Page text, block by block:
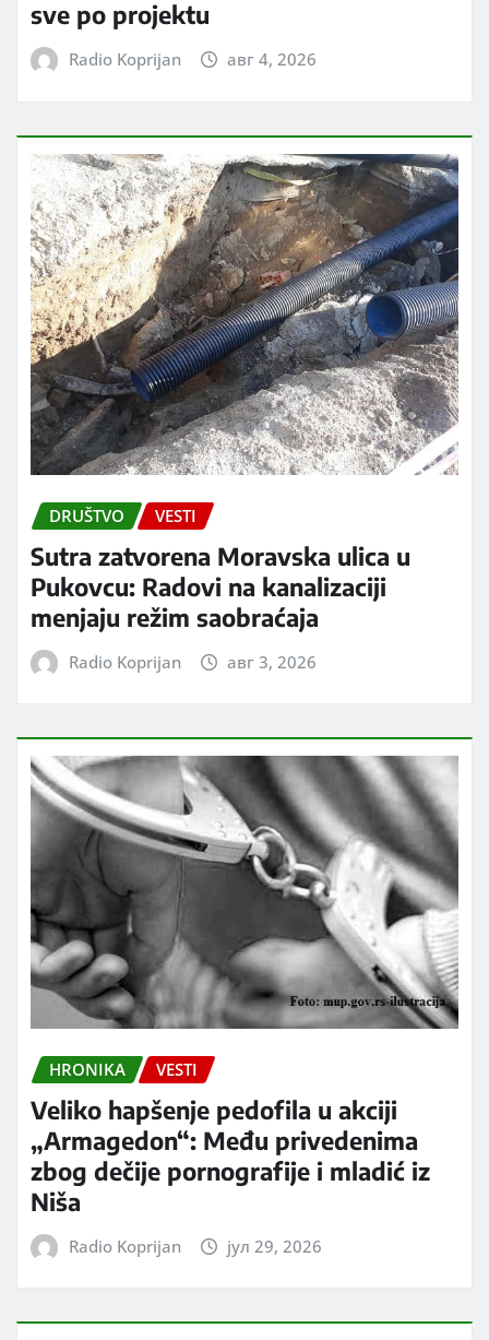
sve po projektu
Radio Koprijan авг 4, 2026
DRUŠTVO VESTI
Sutra zatvorena Moravska ulica u
Pukovcu: Radovi na kanalizaciji
menjaju režim saobraćaja
Radio Koprijan авг 3, 2026
HRONIKA VESTI
Veliko hapšenje pedofila u akciji
„Armagedon“: Među privedenima
zbog dečije pornografije i mladić iz
Niša
Radio Koprijan јул 29, 2026